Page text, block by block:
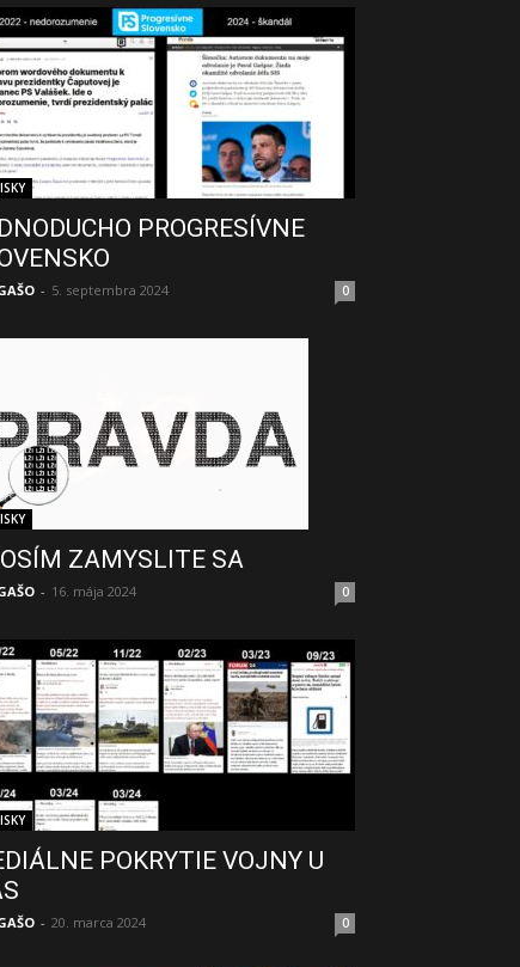
PROGRESÍVNE
- 5. septembra 2024 0
ZAMYSLITE SA
- 16. mája 2024 0
POKRYTIE VOJNY U
- 20. marca 2024 0